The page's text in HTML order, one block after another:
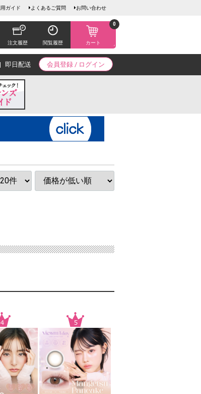
用ガイド よくあるご質問 お問い合わせ
注文履歴 閲覧履歴 カート
0
会員登録 / ログイン
即日配送